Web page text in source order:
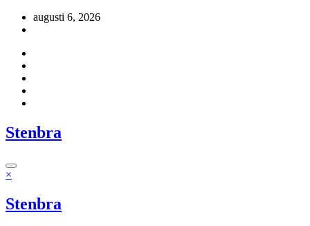
Hoppaaugusti 6, 2026
Stenbra
×
Stenbra